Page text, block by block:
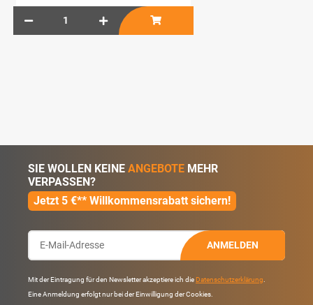
SIE WOLLEN KEINE ANGEBOTE MEHR
VERPASSEN?
Jetzt 5 €** Willkommensrabatt sichern!
ANMELDEN
Mit der Eintragung für den Newsletter akzeptiere ich die Datenschutzerklärung
Eine Anmeldung erfolgt nur bei der Einwilligung der Cookies.